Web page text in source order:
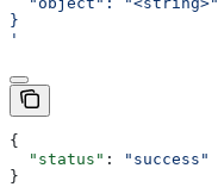
}
'
{
  "status"
:
"success"
}